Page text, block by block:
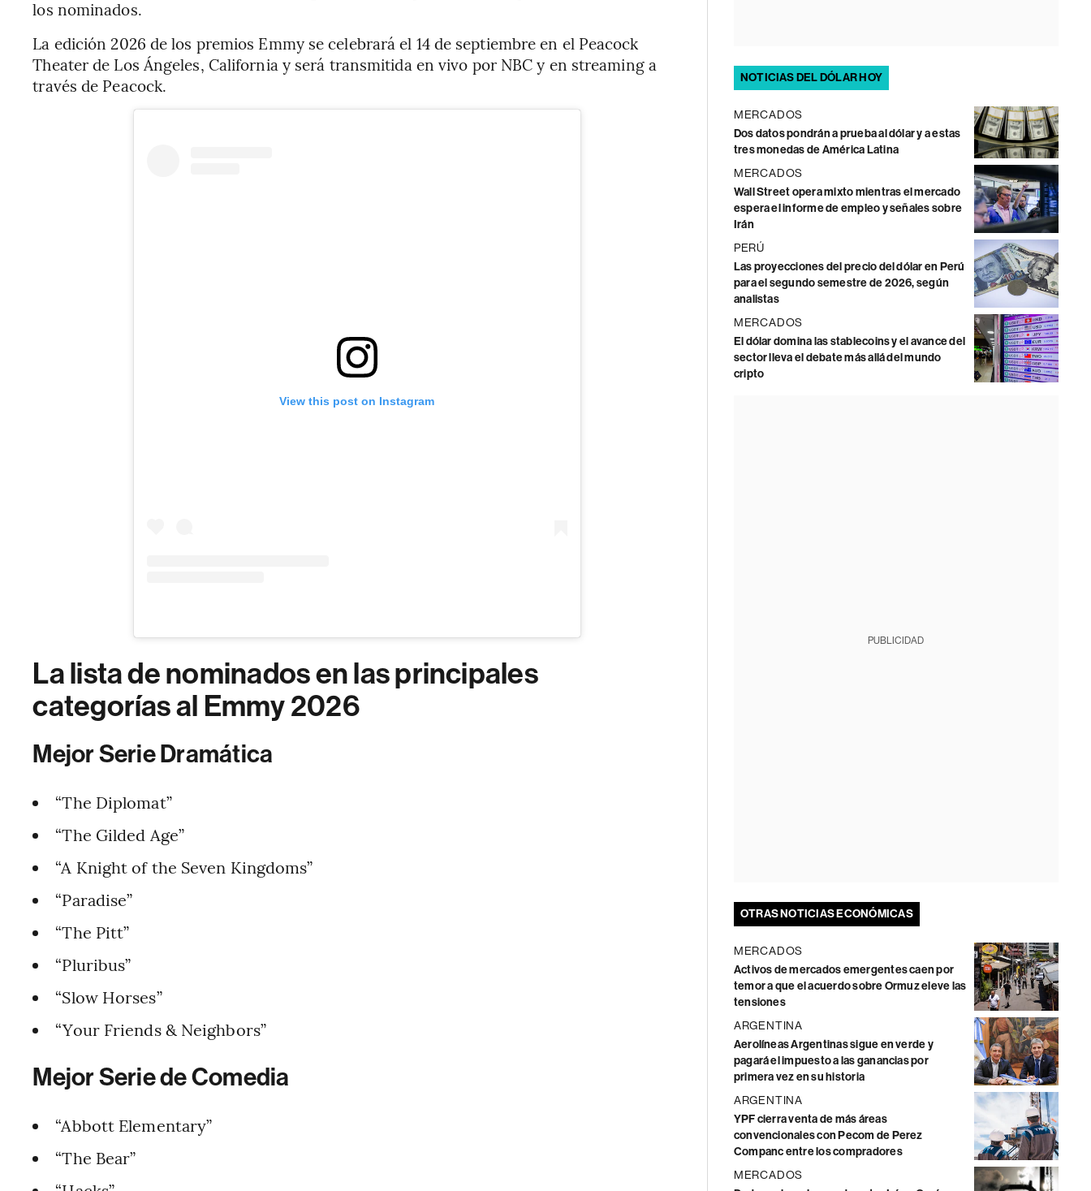
los nominados.
La edición 2026 de los premios Emmy se celebrará el 14 de septiembre en el Peacock
Theater de Los Ángeles, California y será transmitida en vivo por NBC y en streaming a
través de Peacock.
View this post on Instagram
La lista de nominados en las principales
categorías al Emmy 2026
Mejor Serie Dramática
“The Diplomat”
“The Gilded Age”
“A Knight of the Seven Kingdoms”
“Paradise”
“The Pitt”
“Pluribus”
“Slow Horses”
“Your Friends & Neighbors”
Mejor Serie de Comedia
“Abbott Elementary”
“The Bear”
NOTICIAS DEL DÓLAR HOY
MERCADOS
Dos datos pondrán a prueba al dólar y a estas
tres monedas de América Latina
MERCADOS
Wall Street opera mixto mientras el mercado
espera el informe de empleo y señales sobre
Irán
PERÚ
Las proyecciones del precio del dólar en Perú
para el segundo semestre de 2026, según
analistas
MERCADOS
El dólar domina las stablecoins y el avance del
sector lleva el debate más allá del mundo
cripto
PUBLICIDAD
OTRAS NOTICIAS ECONÓMICAS
MERCADOS
Activos de mercados emergentes caen por
temor a que el acuerdo sobre Ormuz eleve las
tensiones
ARGENTINA
Aerolíneas Argentinas sigue en verde y
pagará el impuesto a las ganancias por
primera vez en su historia
ARGENTINA
YPF cierra venta de más áreas
convencionales con Pecom de Perez
Companc entre los compradores
MERCADOS